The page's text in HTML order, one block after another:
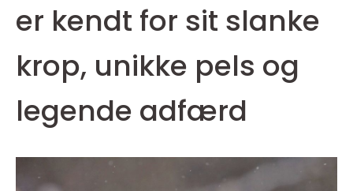
er kendt for sit slanke
krop, unikke pels og
legende adfærd